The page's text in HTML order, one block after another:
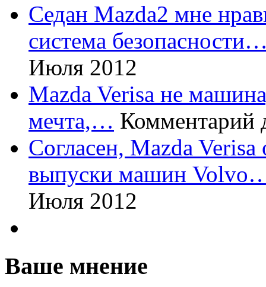
Седан Mazda2 мне
система
Июля 2012
Mazda Verisa не
мечта,… Комментарий
Согласен, Mazda
выпуски машин
Июля 2012
Ваше мнение